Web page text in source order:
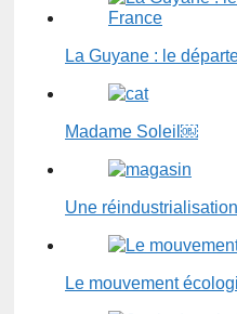
La Guyane : le
Madame Soleil￼
Une
Le mouvement